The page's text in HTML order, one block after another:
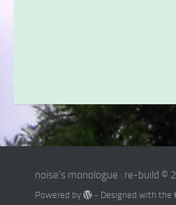
noise's monologue : re-build ©
Powered by - Designed with the